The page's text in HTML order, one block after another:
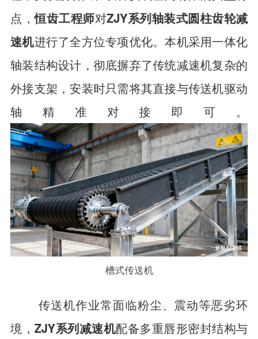
点，恒齿工程师对ZJY系列轴装式圆柱齿轮减
速机进行了全方位专项优化。本机采用一体化
轴装结构设计，彻底摒弃了传统减速机复杂的
外接支架，安装时只需将其直接与传送机驱动
轴精准对接即可。
槽式传送机
传送机作业常面临粉尘、震动等恶劣环
境， ZJY系列减速机配备多重唇形密封结构与